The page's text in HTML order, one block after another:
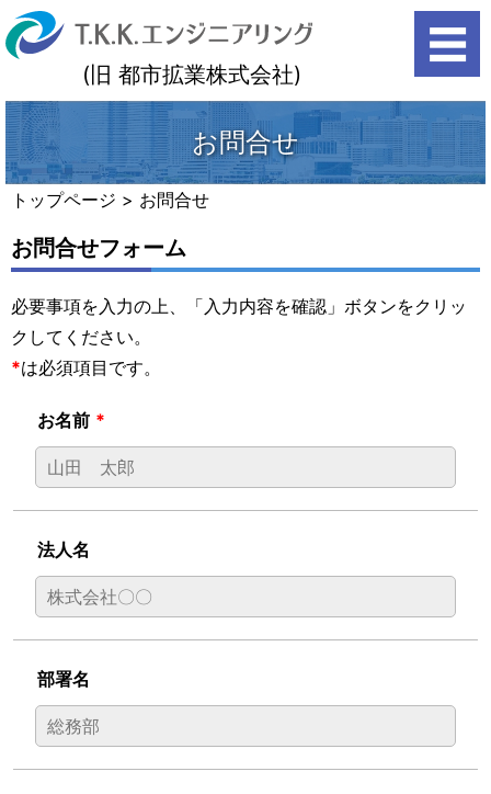
(旧 都市拡業株式会社)
search
お問合せ
トップページ > お問合せ
お問合せフォーム
必要事項を入力の上、「入力内容を確認」ボタンをクリッ
クしてください。
*は必須項目です。
お名前 *
法人名
部署名